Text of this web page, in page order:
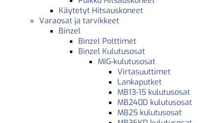
Käytetyt Hitsauskoneet
Varaosat ja tarvikkeet
Binzel
Binzel Polttimet
Binzel Kulutusosat
MIG-kulutusosat
Virtasuuttimet
Lankaputket
MB13-15 kulutusosat
MB240D kulutusosat
MB25 kulutusosat